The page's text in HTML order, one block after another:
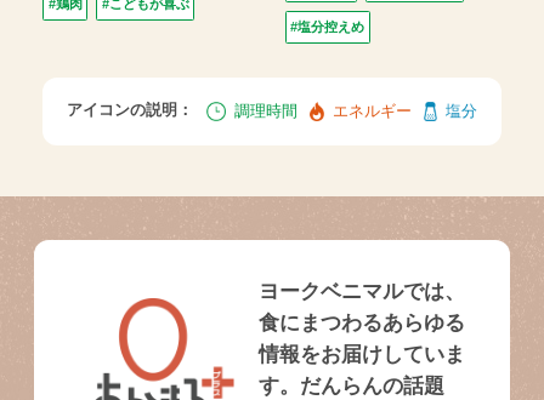
#鶏肉 #こどもが喜ぶ
#塩分控えめ
アイコンの説明： 調理時間 エネルギー 塩分
ヨークベニマルでは、
食にまつわるあらゆる
情報をお届けしていま
す。だんらんの話題